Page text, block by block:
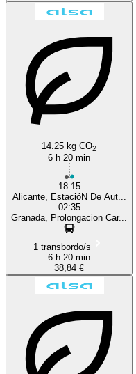
14.25 kg CO2
6 h 20 min
18:15
Alicante, EstacióN De Aut...
02:35
Granada, Prolongacion Car...
1 transbordo/s
6 h 20 min
38,84 €